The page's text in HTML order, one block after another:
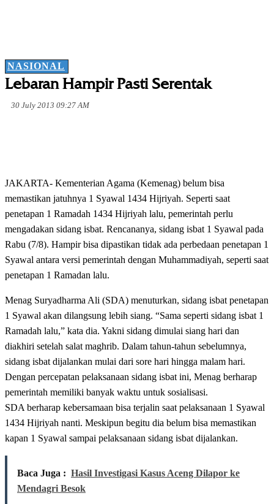
NASIONAL
Lebaran Hampir Pasti Serentak
30 July 2013 09:27 AM
JAKARTA- Kementerian Agama (Kemenag) belum bisa
memastikan jatuhnya 1 Syawal 1434 Hijriyah. Seperti saat
penetapan 1 Ramadah 1434 Hijriyah lalu, pemerintah perlu
mengadakan sidang isbat. Rencananya, sidang isbat 1 Syawal pada
Rabu (7/8). Hampir bisa dipastikan tidak ada perbedaan penetapan 1
Syawal antara versi pemerintah dengan Muhammadiyah, seperti saat
penetapan 1 Ramadan lalu.
Menag Suryadharma Ali (SDA) menuturkan, sidang isbat penetapan
1 Syawal akan dilangsung lebih siang. “Sama seperti sidang isbat 1
Ramadah lalu,” kata dia. Yakni sidang dimulai siang hari dan
diakhiri setelah salat maghrib. Dalam tahun-tahun sebelumnya,
sidang isbat dijalankan mulai dari sore hari hingga malam hari.
Dengan percepatan pelaksanaan sidang isbat ini, Menag berharap
pemerintah memiliki banyak waktu untuk sosialisasi.
SDA berharap kebersamaan bisa terjalin saat pelaksanaan 1 Syawal
1434 Hijriyah nanti. Meskipun begitu dia belum bisa memastikan
kapan 1 Syawal sampai pelaksanaan sidang isbat dijalankan.
Baca Juga : Hasil Investigasi Kasus Aceng Dilapor ke
Mendagri Besok